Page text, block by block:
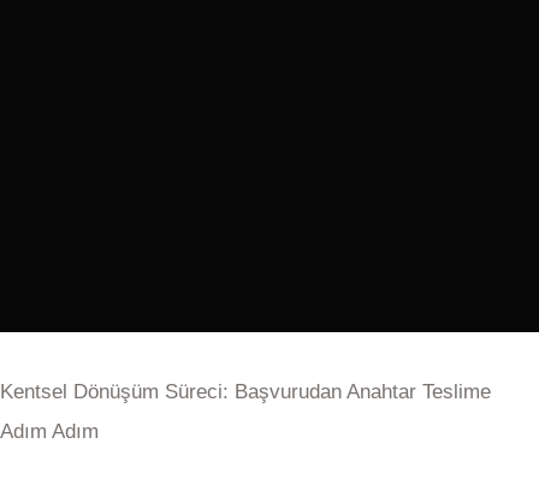
Kentsel Dönüşüm Süreci: Başvurudan Anahtar Teslime
Adım Adım